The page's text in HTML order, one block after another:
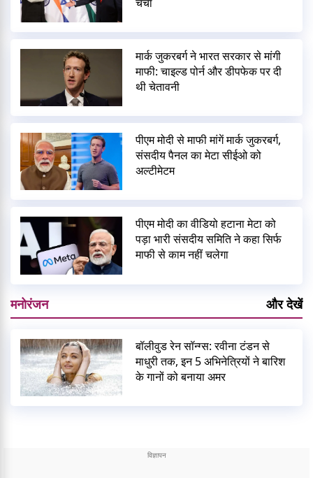
मार्क जुकरबर्ग ने भारत सरकार से मांगी
माफी: चाइल्ड पोर्न और डीपफेक पर दी
थी चेतावनी
पीएम मोदी से माफी मांगें मार्क जुकरबर्ग,
संसदीय पैनल का मेटा सीईओ को
अल्टीमेटम
पीएम मोदी का वीडियो हटाना मेटा को
पड़ा भारी संसदीय समिति ने कहा सिर्फ
माफी से काम नहीं चलेगा
मनोरंजन और देखें
बॉलीवुड रेन सॉन्ग्स: रवीना टंडन से
माधुरी तक, इन 5 अभिनेत्रियों ने बारिश
के गानों को बनाया अमर